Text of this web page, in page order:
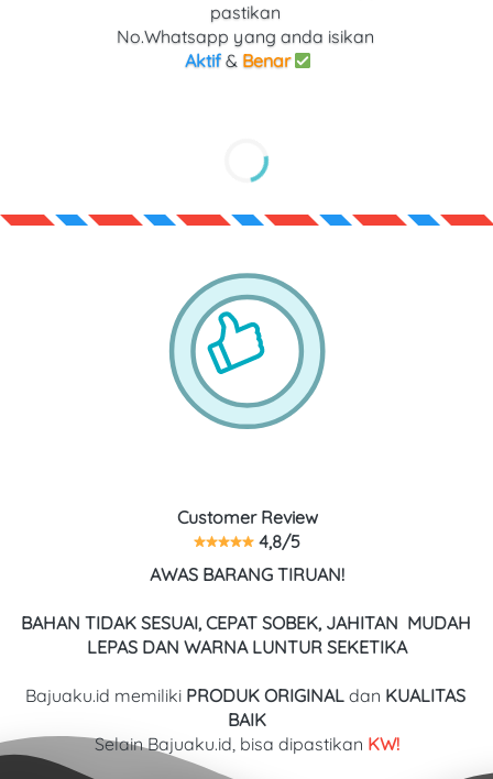
pastikan
No.Whatsapp yang anda isikan
Aktif & Benar
Customer Review
4,8/5
AWAS BARANG TIRUAN!
BAHAN TIDAK SESUAI, CEPAT SOBEK, JAHITAN  MUDAH
LEPAS DAN WARNA LUNTUR SEKETIKA
Bajuaku.id memiliki PRODUK ORIGINAL dan KUALITAS
BAIK
Selain Bajuaku.id, bisa dipastikan KW!